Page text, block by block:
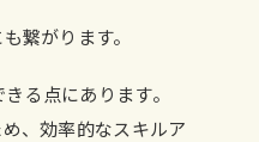
繋がります。
る点にあります。
、効率的なスキルア